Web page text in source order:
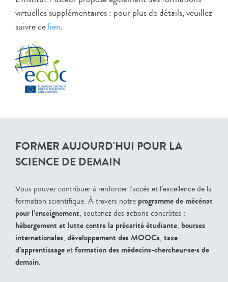
virtuelles supplémentaires : pour plus de détails, veuillez
suivre celien.
FORMER AUJOURD'HUI POUR LA
SCIENCE DE DEMAIN
Vous pouvez contribuer à renforcer l’accès et l’excellence de la
formation scientifique. À travers notre programme de mécénat
pour l’enseignement, soutenez des actions concrètes :
hébergement et lutte contre la précarité étudiante, bourses
internationales, développement des MOOCs, taxe
d’apprentissageetformation des médecins-chercheur·se·s de
demain.